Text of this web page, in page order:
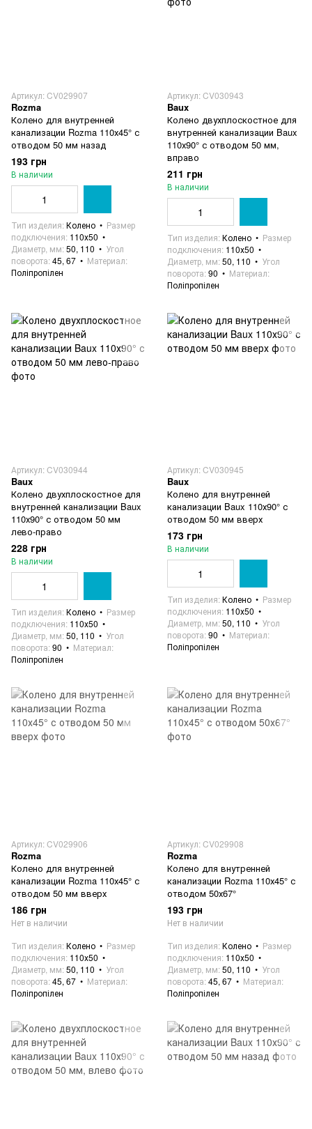
Артикул: CV029907
Rozma
Колено для внутренней
канализации Rozma 110х45° с
отводом 50 мм назад
193 грн
В наличии
Тип изделия Колено
Размер
подключения 110х50
Диаметр, мм 50, 110
Угол
поворота 45, 67
Материал
Поліпропілен
Артикул: CV030943
Baux
Колено двухплоскостное для
внутренней канализации Baux
110х90° с отводом 50 мм,
вправо
211 грн
В наличии
Тип изделия Колено
Размер
подключения 110х50
Диаметр, мм 50, 110
Угол
поворота 90
Материал
Поліпропілен
Артикул: CV030944
Baux
Колено двухплоскостное для
внутренней канализации Baux
110х90° с отводом 50 мм
лево-право
228 грн
В наличии
Тип изделия Колено
Размер
подключения 110х50
Диаметр, мм 50, 110
Угол
поворота 90
Материал
Поліпропілен
Артикул: CV030945
Baux
Колено для внутренней
канализации Baux 110х90° с
отводом 50 мм вверх
173 грн
В наличии
Тип изделия Колено
Размер
подключения 110х50
Диаметр, мм 50, 110
Угол
поворота 90
Материал
Поліпропілен
Артикул: CV029906
Rozma
Колено для внутренней
канализации Rozma 110х45° с
отводом 50 мм вверх
186 грн
Нет в наличии
Тип изделия Колено
Размер
подключения 110х50
Диаметр, мм 50, 110
Угол
поворота 45, 67
Материал
Поліпропілен
Артикул: CV029908
Rozma
Колено для внутренней
канализации Rozma 110х45° с
отводом 50х67°
193 грн
Нет в наличии
Тип изделия Колено
Размер
подключения 110х50
Диаметр, мм 50, 110
Угол
поворота 45, 67
Материал
Поліпропілен